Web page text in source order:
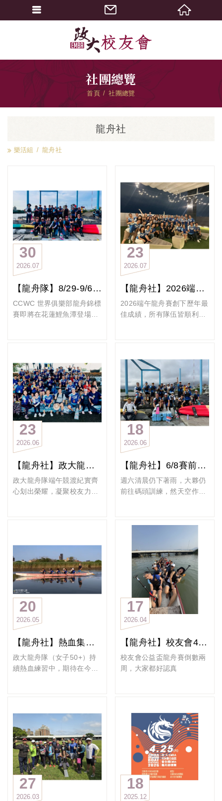
社團總覽
首頁 社團總覽
龍舟社
樂活組 龍舟社
30
07
2026
【龍舟隊】8/29-9/6 CCWC 世界俱樂部龍舟錦標賽即將在花蓮鯉魚潭登場！
CCWC 世界俱樂部龍舟錦標
賽即將在花蓮鯉魚潭登場！
聚一堂，在這座依山傍水的
國際賽場上，展開一場速
度、耐力與團隊默契的較
量。
政大EMBA龍舟隊很榮幸能
與世界級的對手一起在河道
上較勁，我們需要投入更多
的水上訓練及體能更上一層
練習外與團訓體能課，同
時，學長姐們還有個人1對1
重訓來強化自我體能素質。
練後，再投入陸上肌耐力與
爆發力訓練，只為了讓每一
次出槳更有力量、每一次衝
刺更有速度。
期待在花蓮鯉魚潭，與世界
各國好手同場競技，划出屬
於我們的節奏，划出屬於政
大EMBA龍舟隊的驕傲！
只有累積，沒有奇蹟。
#政大EMBA龍舟隊
23
07
2026
【龍舟社】2026端午龍舟賽寫下最佳戰績 齊聚慶功分享榮耀
2026端午龍舟賽創下歷年最
佳成績，所有隊伍皆順利晉
這份榮耀來自每位隊員長時
間的投入、堅持與彼此信
任，感謝所有選手、教練及
後勤夥伴的付出，讓我們在
競賽中展現團結與拚戰精
神，也為今年留下最精彩難
忘的回憶。
#政大EMBA端午龍舟慶功宴
23
06
2026
【龍舟社】政大龍舟隊端午競渡紀實齊心划出榮耀，凝聚校友力量！
政大龍舟隊端午競渡紀實齊
心划出榮耀，凝聚校友力
上凸台
男神隊勇奪長青男子組第8
名
端午時節，政大龍舟隊於大
直橋下大佳河濱碼頭連續三
日全力應戰，在臺北國際龍
舟錦標賽中展現卓越的團隊
實力與堅定的拼搏精神。
入第11年。今年由IMBA、
EMBA及50+男、女神隊共
同組成4支隊伍，整體表現
教練團與幹部在背後縝密規
劃與執行的共同努力。
回顧備戰歷程，從年初的組
隊、訓練到正式賽事，許多
成員為近一年內甫加入的新
血。在兼顧專業職涯與家庭
責任之餘，仍持續參與水上
訓練與體能強化課程，以堅
18
06
2026
【龍舟社】6/8賽前團練記錄
週六清晨仍下著雨，大夥仍
前往碼頭訓練，然天空作
#只有累積沒有奇蹟
為什麼我們喜歡划龍舟？
因為我們熱愛一群人朝著同
一個方向前進，一起努力、
一起完成目標的感覺。
在這段旅程中，有些夥伴一
開始全心投入，後來因為工
隊。我們始終真心期待大家
回來「回娘家」，因為這裡
永遠是你們的家。
是從零開始，一步一步學會
用核心發力，學會節奏、學
會默契。
我們期望的不只是變強，而
是一起變強；不只是贏得比
賽，而是建立一個能彼此信
任、互相支持的團隊。
我們也期待有一天，能夠與
20
05
2026
【龍舟社】熱血集槳中！政大龍舟女子50+全力備戰
政大龍舟隊（女子50+）持
續熱血練習中，期待在今年
力划槳也要優雅逆齡。
除了固定週三、週六訓練
外，這個月更增加週二與週
日加強練習，透過一次次反
覆磨合，讓團隊默契與船上
合力持續提升。
相信只要大家齊心一致、全
力以赴，每一槳都能划出屬
17
04
2026
【龍舟社】校友會4/25公益盃龍舟賽倒數兩周，大家都好認真練習!
校友會公益盃龍舟賽倒數兩
周，大家都好認真
27
03
2026
18
12
2025